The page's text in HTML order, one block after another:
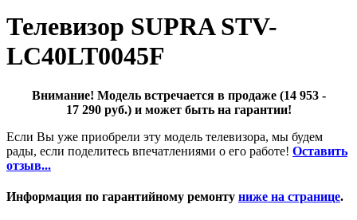
Телевизор SUPRA STV-
LC40LT0045F
Внимание! Модель встречается в продаже (14 953 -
17 290 руб.) и может быть на гарантии!
Если Вы уже приобрели эту модель телевизора, мы будем
рады, если поделитесь впечатлениями о его работе! Оставить
отзыв...
Информация по гарантийному ремонту ниже на странице.